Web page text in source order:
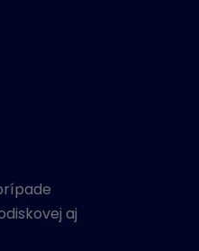
aj